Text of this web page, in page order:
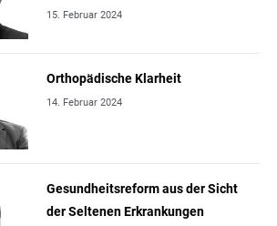
15. Februar 2024
Orthopädische Klarheit
14. Februar 2024
Gesundheitsreform aus der Sicht
der Seltenen Erkrankungen